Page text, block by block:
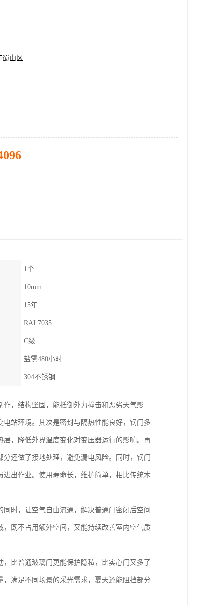
蜀山区
1个
10mm
15年
RAL7035
C级
盐雾480小时
304不锈钢
，结构坚固，能抵御外力撞击和恶劣天气影
站环境。其次是密封与隔热性能良好，钢门多
，降低外界温度变化对变压器运行的影响。再
还做了接地处理，避免漏电风险。同时，钢门
出作业。使用寿命长，维护简单，相比传统木
时，让空气自由流通，解决普通门密闭后空间
既不占用额外空间，又能持续改善室内空气质
比普通玻璃门更能保护隐私，比实心门又多了
满足不同场景的采光需求，夏天还能阻挡部分